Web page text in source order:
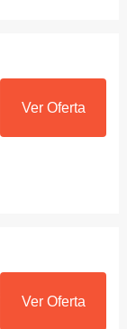
Ver Oferta
Ver Oferta